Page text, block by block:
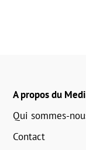
A propos du
Qui sommes-
Contact